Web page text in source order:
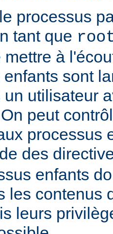
processus
tant que
mettre à
sont
un utilisateur
peut
processus
des
enfants
les contenus
leurs